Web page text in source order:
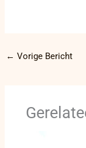
← Vorige Bericht